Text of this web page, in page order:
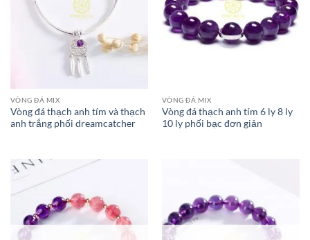
VÒNG ĐÁ MIX
Vòng đá thạch anh tím và thạch
anh trắng phối dreamcatcher
VÒNG ĐÁ MIX
Vòng đá thạch anh tím 6 ly 8 ly
10 ly phối bạc đơn giản